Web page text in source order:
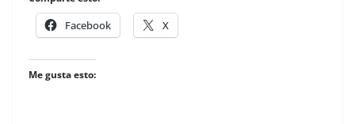
Facebook X
Me gusta esto: